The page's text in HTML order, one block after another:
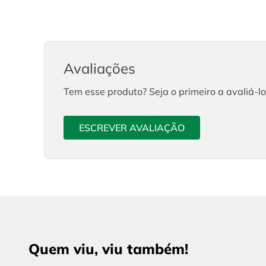
Avaliações
Tem esse produto? Seja o primeiro a avaliá-
ESCREVER AVALIAÇÃO
Quem viu, viu também!